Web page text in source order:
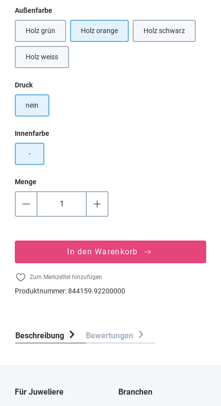
Außenfarbeauswählen
Holz grün Holz orange Holz schwarz
Holz weiss
Druckauswählen
nein
Innenfarbeauswählen
-
Menge
In den Warenkorb
Zum Merkzettel hinzufügen
Produktnummer:844159.92200000
Beschreibung Bewertungen
Für Juweliere Branchen